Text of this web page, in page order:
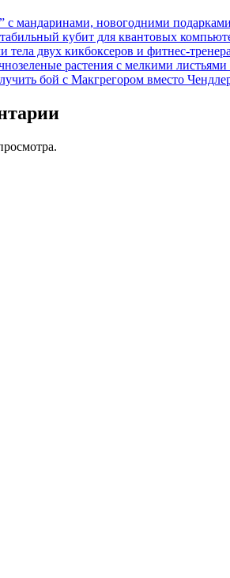
с мандаринами, новогодними
кубит для квантовых
двух кикбоксеров и фитнес-тренера
растения с мелкими
бой с Макгрегором вместо